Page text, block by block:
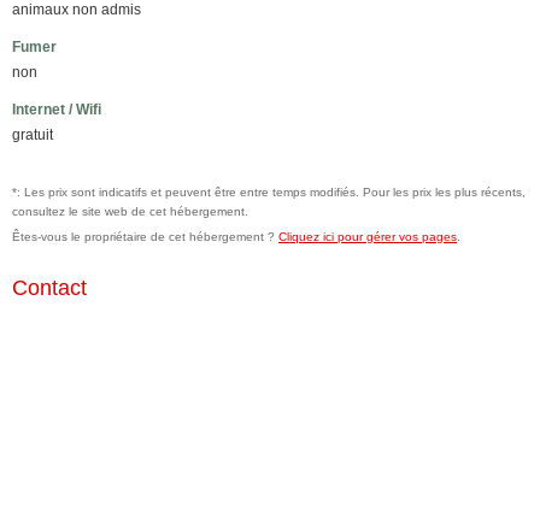
animaux non admis
Fumer
non
Internet / Wifi
gratuit
*: Les prix sont indicatifs et peuvent être entre temps modifiés. Pour les prix les plus récents,
consultez le site web de cet hébergement.
Êtes-vous le propriétaire de cet hébergement ? Cliquez ici pour gérer vos pages
Contact